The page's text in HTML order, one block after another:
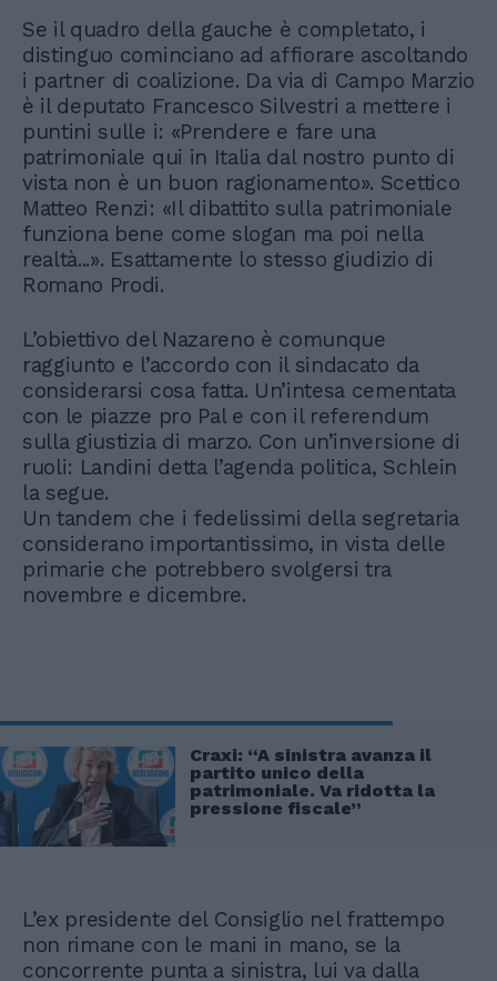
Se il quadro della gauche è completato, i
distinguo cominciano ad affiorare ascoltando
i partner di coalizione. Da via di Campo Marzio
è il deputato Francesco Silvestri a mettere i
puntini sulle i: «Prendere e fare una
patrimoniale qui in Italia dal nostro punto di
vista non è un buon ragionamento». Scettico
Matteo Renzi: «Il dibattito sulla patrimoniale
funziona bene come slogan ma poi nella
realtà...». Esattamente lo stesso giudizio di
Romano Prodi.
L’obiettivo del Nazareno è comunque
raggiunto e l’accordo con il sindacato da
considerarsi cosa fatta. Un’intesa cementata
con le piazze pro Pal e con il referendum
sulla giustizia di marzo. Con un’inversione di
ruoli: Landini detta l’agenda politica, Schlein
la segue.
Un tandem che i fedelissimi della segretaria
considerano importantissimo, in vista delle
primarie che potrebbero svolgersi tra
novembre e dicembre.
Craxi: “A sinistra avanza il
partito unico della
patrimoniale. Va ridotta la
pressione fiscale”
L’ex presidente del Consiglio nel frattempo
non rimane con le mani in mano, se la
concorrente punta a sinistra, lui va dalla